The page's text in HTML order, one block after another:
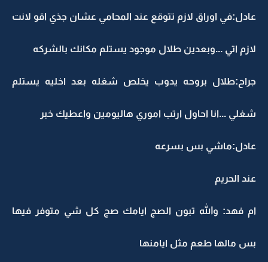
عادل:في اوراق لازم تتوقع عند المحامي عشان جذي اقو لانت
لازم اتي ...وبعدين طلال موجود يستلم مكانك بالشركه
جراح:طلال بروحه يدوب يخلص شغله بعد اخليه يستلم
شغلي ...انا احاول ارتب اموري هاليومين واعطيك خبر
عادل:ماشي بس بسرعه
عند الحريم
ام فهد: والله تبون الصج ايامك صج كل شي متوفر فيها
بس مالها طعم مثل ايامنها